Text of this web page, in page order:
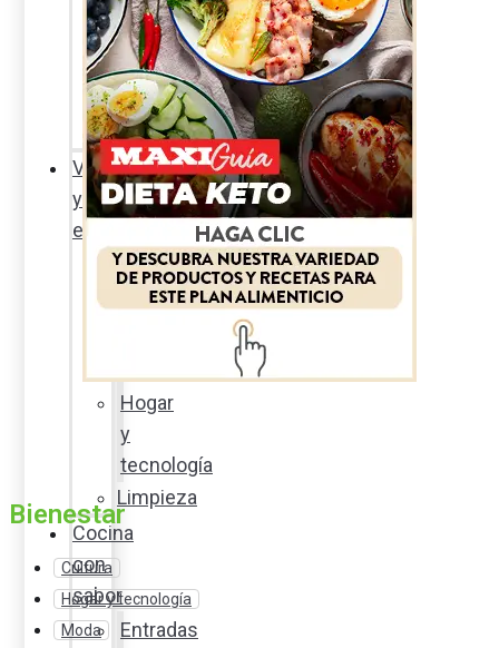
Sexualidad
responsable
En
la
percha
Vida
y
estilo
Productos
nuevos
Hogar
y
tecnología
Limpieza
Cocina
con
sabor
Entradas
Bienestar
Cultura
Hogar y tecnología
Moda